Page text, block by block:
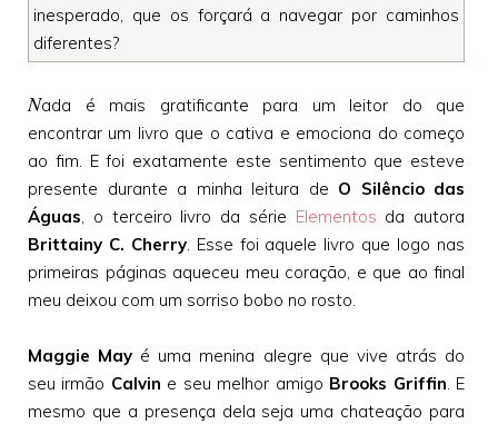
inesperado, que os forçará a navegar por caminhos
diferentes?
Nada é mais gratificante para um leitor do que
encontrar um livro que o cativa e emociona do começo
ao fim. E foi exatamente este sentimento que esteve
presente durante a minha leitura de O Silêncio das
Águas, o terceiro livro da série Elementos da autora
Brittainy C. Cherry. Esse foi aquele livro que logo nas
primeiras páginas aqueceu meu coração, e que ao final
meu deixou com um sorriso bobo no rosto.
Maggie May é uma menina alegre que vive atrás do
seu irmão Calvin e seu melhor amigo Brooks Griffin. E
mesmo que a presença dela seja uma chateação para